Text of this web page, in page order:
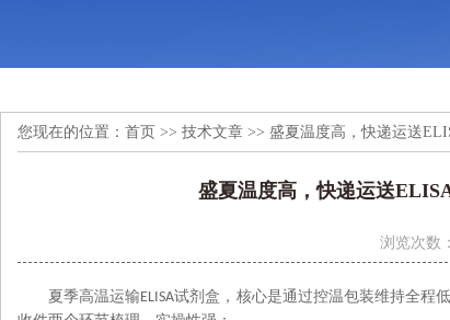
您现在的位置： 首页 >> 技术文章 >> 盛夏温度高，快递运送
盛夏温度高，快递运送
浏览次数：
夏季高温运输ELISA试剂盒，核心是‌通过控温包装维持全程